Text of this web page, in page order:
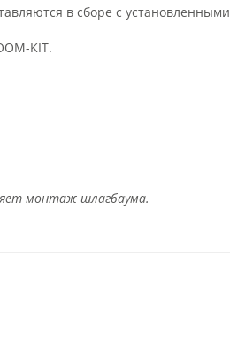
в сборе с установленными
KIT.
монтаж шлагбаума.